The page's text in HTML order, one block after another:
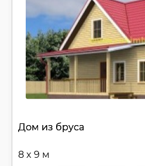
Дом из бруса
8 x 9 м